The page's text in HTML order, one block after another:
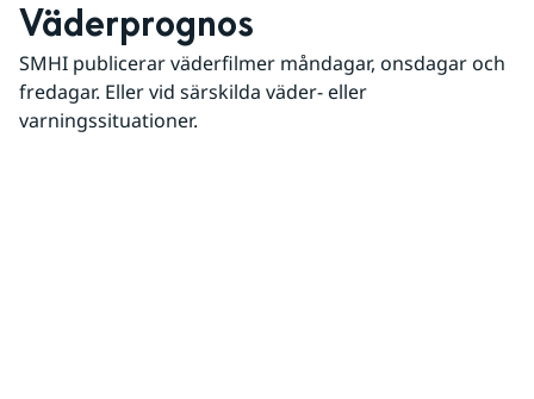
Väderprognos
SMHI publicerar väderfilmer måndagar, onsdagar och
fredagar. Eller vid särskilda väder- eller
varningssituationer.